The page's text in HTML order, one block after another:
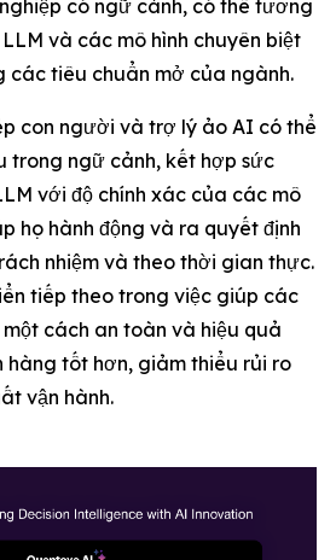
có ngữ cảnh, có thể tương
và các mô hình chuyên biệt
các tiêu chuẩn mở của ngành.
con người và trợ lý ảo AI có thể
trong ngữ cảnh, kết hợp sức
với độ chính xác của các mô
họ hành động và ra quyết định
nhiệm và theo thời gian thực.
tiếp theo trong việc giúp các
cách an toàn và hiệu quả
hàng tốt hơn, giảm thiểu rủi ro
vận hành.